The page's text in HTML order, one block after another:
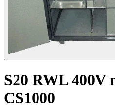
S20 RWL
CS1000